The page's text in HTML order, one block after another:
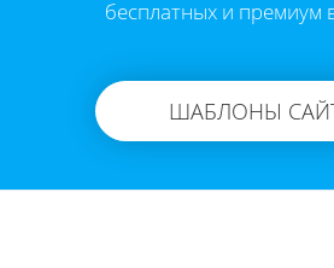
бесплатных и премиум
ШАБЛОНЫ